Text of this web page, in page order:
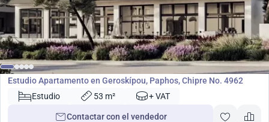
€173 000
Apartamento
Estudio Apartamento en Geroskípou, Paphos, Chipre No. 4962
Estudio
53 m² + VAT
Contactar con el vendedor